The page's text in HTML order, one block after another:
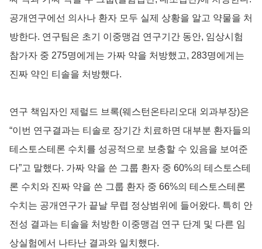
공개연구에선 의사나 환자 모두 실제 상황을 알고 약물을 처
방한다. 연구팀은 초기 이중맹검 연구기간 동안, 임상시험
참가자 중 275명에게는 가짜 약을 처방했고, 283명에게는
진짜 약인 티솔을 처방했다.
연구 책임자인 제럴드 브록(웨스턴온타리오대 외과부장)은
“이번 연구결과는 티솔로 장기간 치료하면 대부분 환자들의
테스토스테론 수치를 성공적으로 보충할 수 있음을 보여준
다”고 말했다. 가짜 약을 쓴 그룹 환자 중 60%의 테스토스테
론 수치와 진짜 약을 쓴 그룹 환자 중 66%의 테스토스테론
수치는 공개연구가 끝날 무렵 정상범위에 들어왔다. 특히 안
전성 결과는 티솔을 처방한 이중맹검 연구 단계 및 다른 임
상실험에서 나타난 결과와 일치했다.